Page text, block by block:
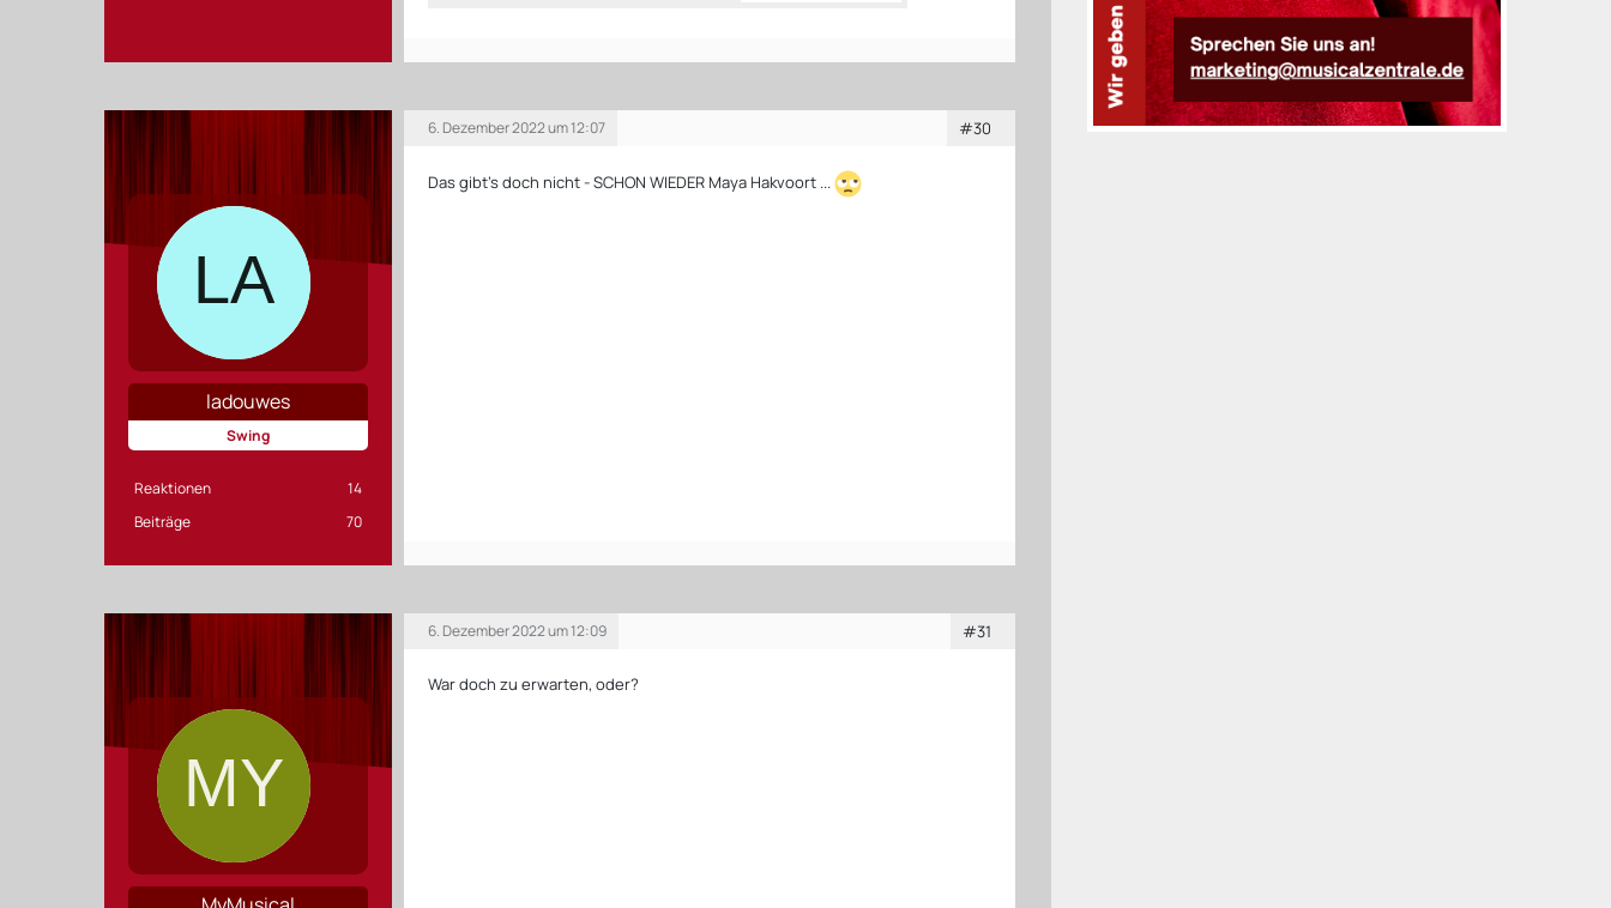
ladouwes
Swing
Reaktionen
14
Beiträge
70
6. Dezember 2022 um 12:07 #30
Das gibt's doch nicht - SCHON WIEDER Maya Hakvoort ...
6. Dezember 2022 um 12:09 #31
War doch zu erwarten, oder?